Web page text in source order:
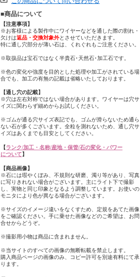
■商品について
【注意事項】
※お客様による製作中にワイヤーなどを通した際の割れ・
欠けは返品・交換対象外とさせていただきます。
特に通し穴部分が薄い石は、くれぐれもご注意ください。
※取扱品は宝石ではなく半貴石･天然石･加工石です。
※色の変化や強度を目的とした処理や加工がされている場
合でも、加工の有無の記載は省略いたしております。
【通し穴の記載】
※穴は左右対称ではない場合があります。ワイヤーは穴サ
イズに関わらず細めからお試しください。
※ゴムが通る穴サイズ表記でも、ゴムが滑らないため通ら
ない石が多くございます。全粒を測れないため、通し穴サ
イズはあくまでも目安としてください。
【ランク/加工・名称/産地・保管/石の変化・パワー
について】
【商品画像】
※石には瑕やくぼみ、不規則な研磨、濁り等があり、写真
に写りきれない場合がございます。主にライト下で撮影
し、実物と同じ印象となるよう調整しています。お使いの
モニタにより色が異なる場合がございます。
※サイズのイメージ違いをなくすため、定規をあてた画像
をご確認ください。手に乗せた画像などのご希望は、お問
合せからどうぞ。
※撮影用小物は商品に含まれません。
※当サイトのすべての画像の無断転載を禁止します。
購入商品ページの画像のみ、コピー許可を別途有料にて承
ります。